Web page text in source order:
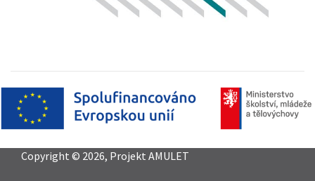
Copyright © 2026, Projekt AMULET